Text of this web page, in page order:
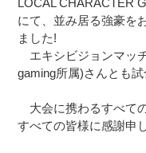
LOCAL CHARACTER
にて、並み居る強豪を
ました!
エキシビジョンマッ
gaming所属)さんとも
大会に携わるすべて
すべての皆様に感謝申